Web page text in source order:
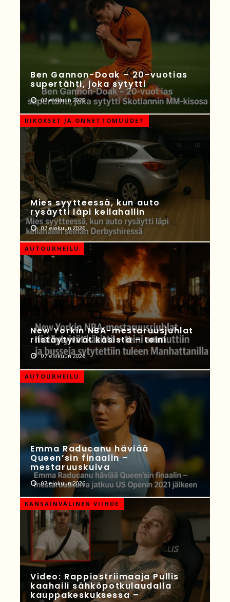
Ben Gannon-Doak – 20-vuotias
supertähti, joka sytytti
07 elokuun 2026
RIKOKSET JA ONNETTOMUUDET
Mies syytteessä, kun auto
rysäytti läpi keilahallin
07 elokuun 2026
AUTOURHEILU
New Yorkin NBA-mestaruusjuhlat
riistäytyivät käsistä – teini
07 elokuun 2026
AUTOURHEILU
Emma Raducanu häviää
Queen’sin finaalin –
mestaruuskuiva
07 elokuun 2026
KANSAINVÄLINEN VIIHDE
Video: Rappiostriimaaja Pullis
kaahaili sähköpotkulaudalla
kauppakeskuksessa –